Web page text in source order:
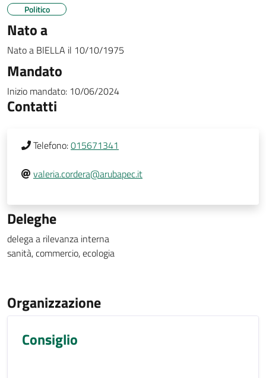
Politico
Nato a
Nato a BIELLA il 10/10/1975
Mandato
Inizio mandato: 10/06/2024
Contatti
Telefono:015671341
valeria.cordera@arubapec.it
Deleghe
delega a rilevanza interna
sanità, commercio, ecologia
Organizzazione
Consiglio